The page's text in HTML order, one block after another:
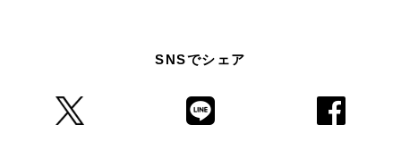
SNSでシェア